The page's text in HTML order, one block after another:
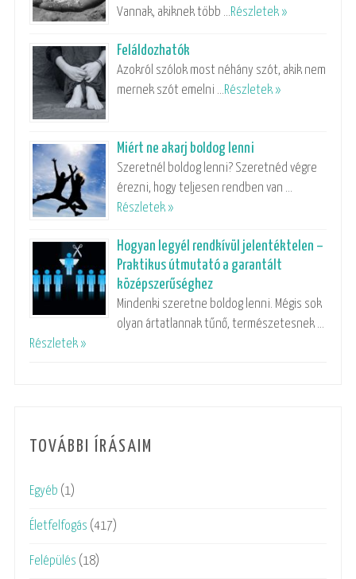
Vannak, akiknek több …Részletek »
Feláldozhatók
Azokról szólok most néhány szót, akik nem
mernek szót emelni …Részletek »
Miért ne akarj boldog lenni
Szeretnél boldog lenni? Szeretnéd végre
érezni, hogy teljesen rendben van …
Részletek »
Hogyan legyél rendkívül jelentéktelen –
Praktikus útmutató a garantált
középszerűséghez
Mindenki szeretne boldog lenni. Mégis sok
olyan ártatlannak tűnő, természetesnek …
Részletek »
TOVÁBBI ÍRÁSAIM
Egyéb (1)
Életfelfogás (417)
Felépülés (18)